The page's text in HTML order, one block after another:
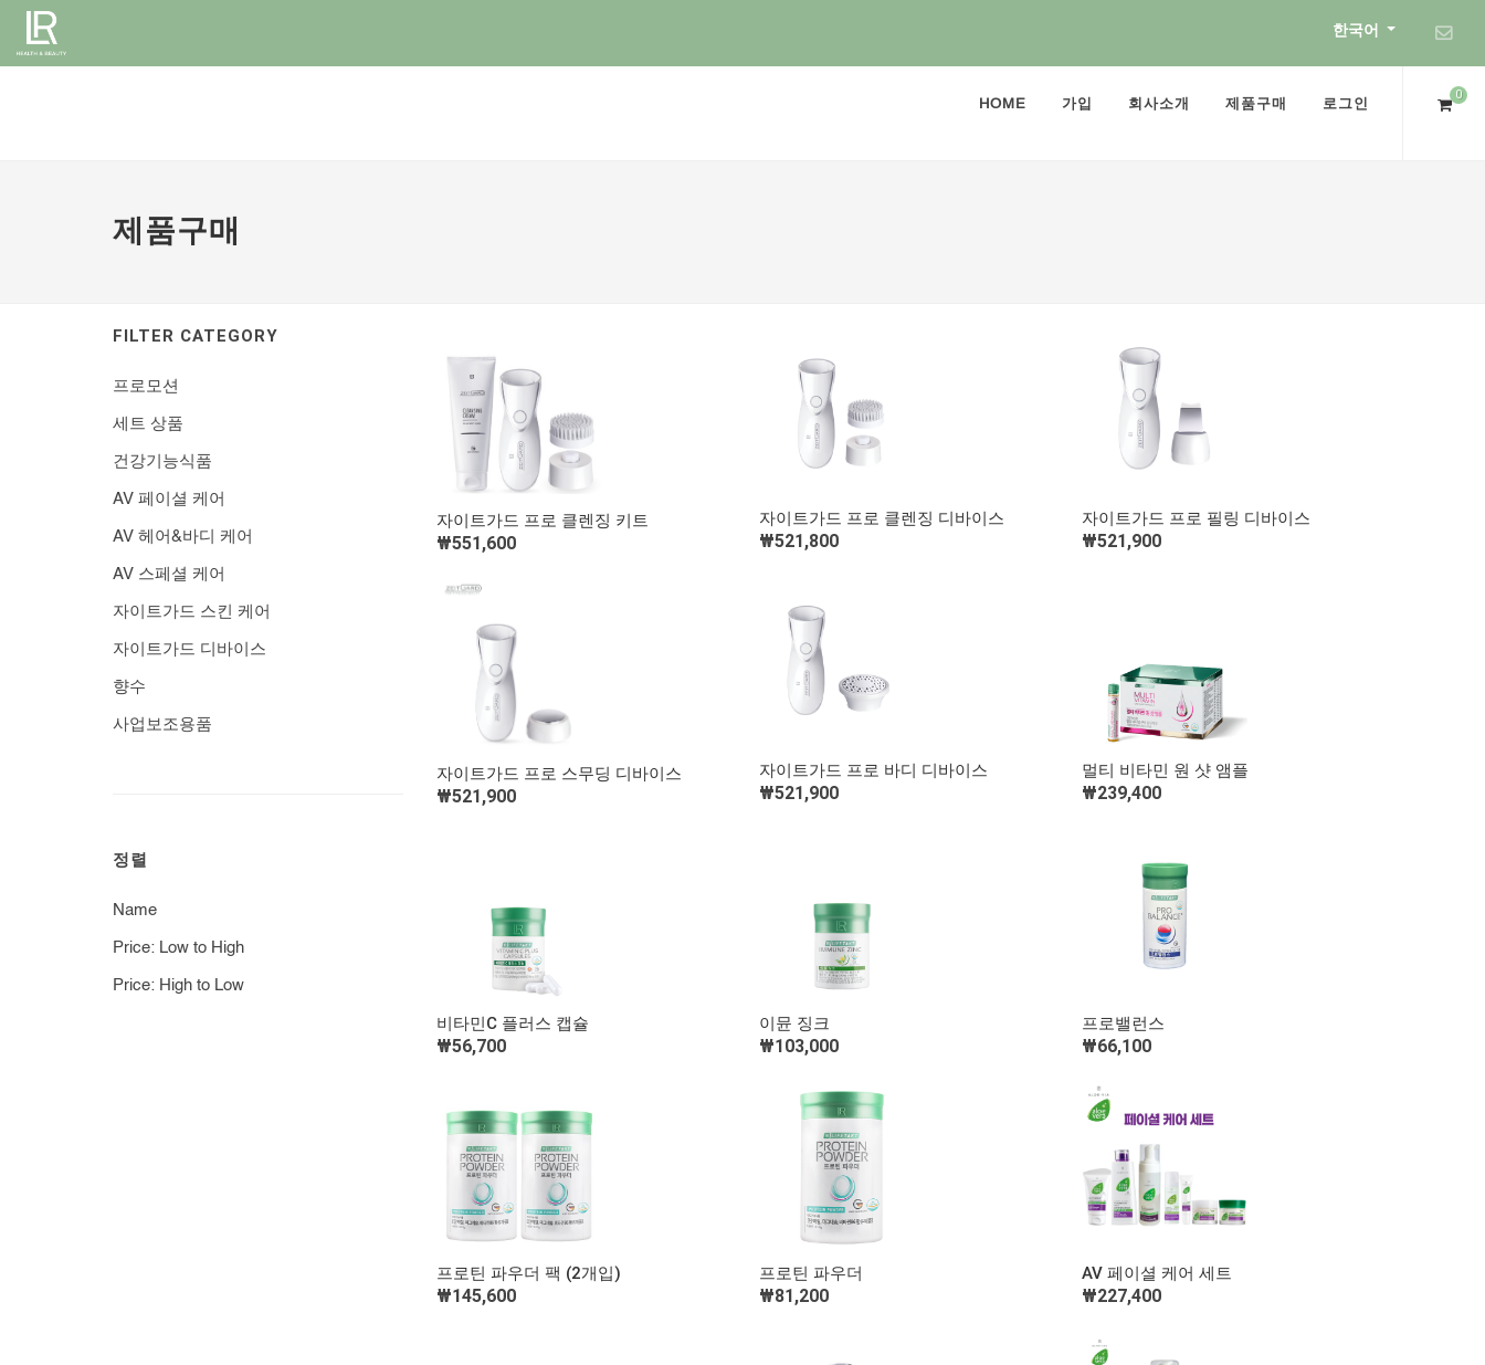
한국어
HOME 가입 회사소개 제품구매 로그인
0
제품구매
FILTER CATEGORY
프로모션
세트 상품
건강기능식품
AV 페이셜 케어
AV 헤어&바디 케어
AV 스페셜 케어
자이트가드 스킨 케어
자이트가드 디바이스
향수
사업보조용품
정렬
Name
Price: Low to High
Price: High to Low
빠른 보기
자이트가드 프로 클렌징 키트
₩551,600
빠른 보기
자이트가드 프로 클렌징 디바이스
₩521,800
빠른 보기
자이트가드 프로 필링 디바이스
₩521,900
빠른 보기
자이트가드 프로 스무딩 디바이스
₩521,900
빠른 보기
자이트가드 프로 바디 디바이스
₩521,900
빠른 보기
멀티 비타민 원 샷 앰플
₩239,400
빠른 보기
비타민C 플러스 캡슐
₩56,700
이뮨 징크
₩103,000
프로밸런스
₩66,100
빠른 보기
프로틴 파우더 팩 (2개입)
₩145,600
프로틴 파우더
₩81,200
빠른 보기
AV 페이셜 케어 세트
₩227,400